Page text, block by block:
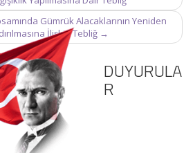
Gümrük Alacaklarının Yeniden
İlişkin Tebliğ →
DUYURULA
R